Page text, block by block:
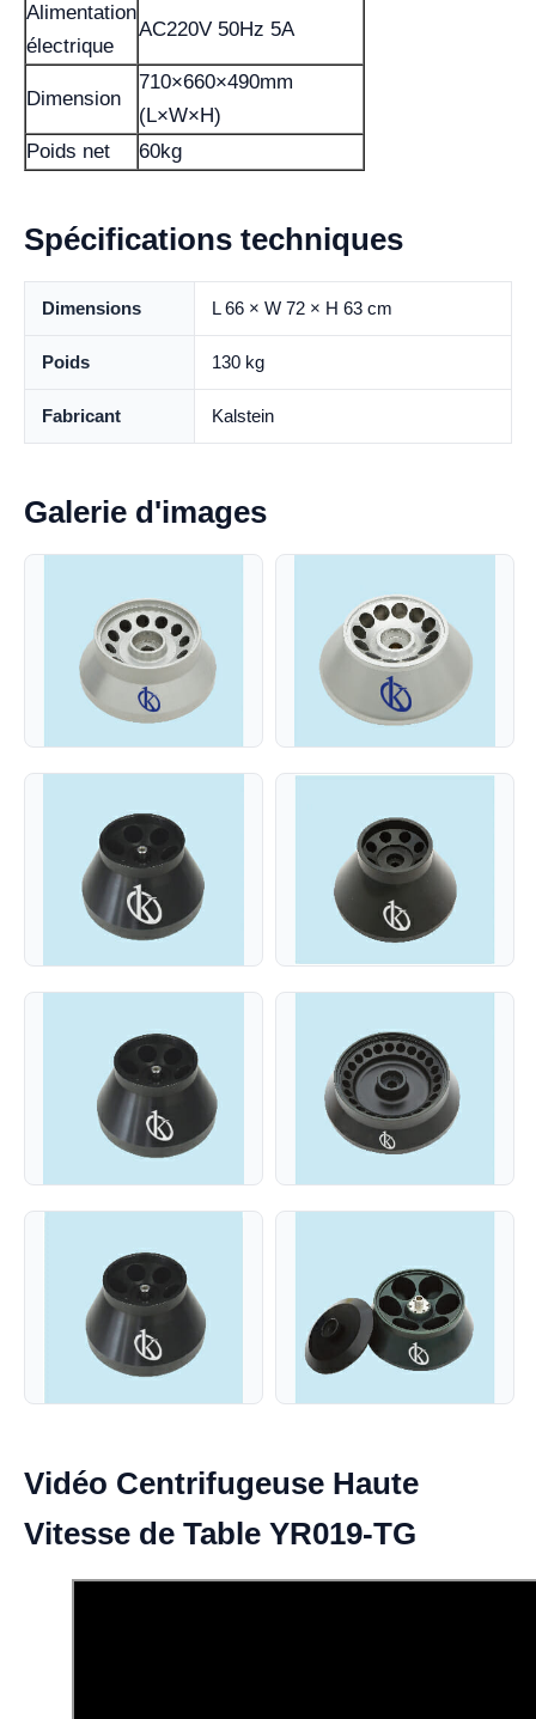
Alimentation
électrique
AC220V 50Hz 5A
Dimension
710×660×490mm
(L×W×H)
Poids net
60kg
Spécifications techniques
Dimensions L 66 × W 72 × H 63 cm
Poids 130 kg
Fabricant Kalstein
Galerie d'images
Vidéo Centrifugeuse Haute
Vitesse de Table YR019-TG